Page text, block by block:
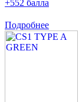
+552 балла
Подробнее